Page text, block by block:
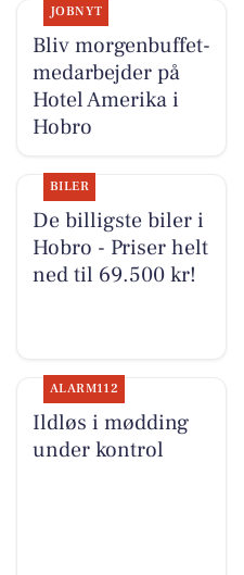
JOBNYT
Bliv morgenbuffet-
medarbejder på
Hotel Amerika i
Hobro
BILER
De billigste biler i
Hobro - Priser helt
ned til 69.500 kr!
ALARM112
Ildløs i mødding
under kontrol